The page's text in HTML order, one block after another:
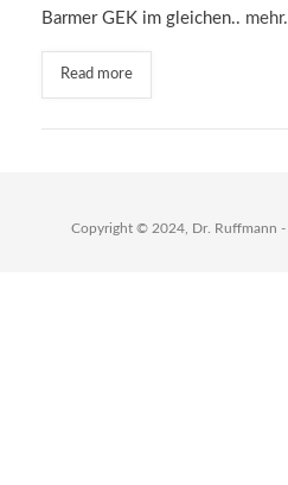
Barmer GEK im gleichen..
Read more
Copyright © 2024, Dr. Ruffmann -